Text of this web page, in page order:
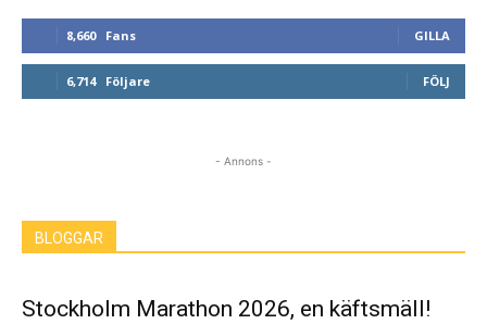
8,660 Fans GILLA
6,714 Följare FÖLJ
- Annons -
BLOGGAR
Stockholm Marathon 2026, en käftsmäll!